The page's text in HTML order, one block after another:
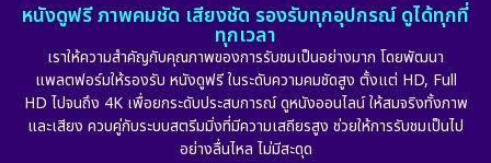
หนังดูฟรี ภาพคมชัด เสียงชัด รองรับทุกอุปกรณ์ ดูได้ทุกที่
ทุกเวลา
เราให้ความสำคัญกับคุณภาพของการรับชมเป็นอย่างมาก โดยพัฒนา
แพลตฟอร์มให้รองรับ หนังดูฟรี ในระดับความคมชัดสูง ตั้งแต่ HD, Full
HD ไปจนถึง 4K เพื่อยกระดับประสบการณ์ ดูหนังออนไลน์ ให้สมจริงทั้งภาพ
และเสียง ควบคู่กับระบบสตรีมมิ่งที่มีความเสถียรสูง ช่วยให้การรับชมเป็นไป
อย่างลื่นไหล ไม่มีสะดุด